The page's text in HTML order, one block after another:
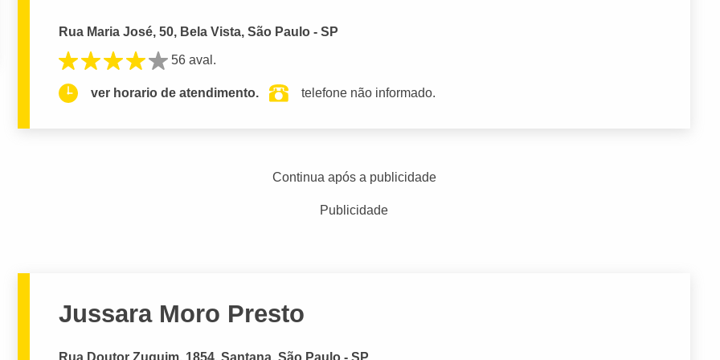
Rua Maria José, 50, Bela Vista, São Paulo - SP
56 aval.
ver horario de atendimento. telefone não informado.
Continua após a publicidade
Publicidade
Jussara Moro Presto
Rua Doutor Zuquim, 1854, Santana, São Paulo - SP